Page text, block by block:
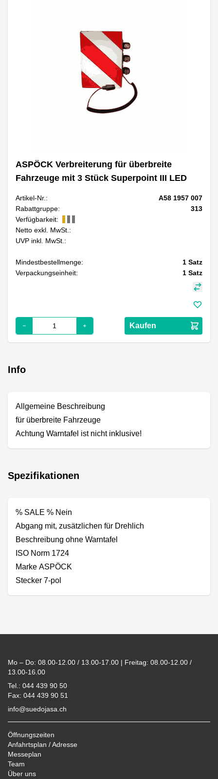
ASPÖCK Verbreiterung für überbreite
Fahrzeuge mit 3 Stück Superpoint III LED
Artikel-Nr.:
A58 1957 007
Rabattgruppe:
313
Verfügbarkeit:
Netto exkl. MwSt.:
UVP inkl. MwSt.:
Mindestbestellmenge: 1 Satz
Verpackungseinheit:
1 Satz
Kaufen
Info
Allgemeine Beschreibung
für überbreite Fahrzeuge
Achtung Warntafel ist nicht inklusive!
Spezifikationen
% SALE % Nein
Abgang mit, zusätzlichen für Drehlich
Beschreibung ohne Warntafel
ISO Norm 1724
Marke ASPÖCK
Stecker 7-pol
Mo – Do: 08.00-12.00 / 13.00-17.00 | Freitag: 08.00-12.00 /
13.00-16.00
Tel.: 044 439 90 50
Fax: 044 439 90 51
info@suedojasa.ch
Öffnungszeiten
Anfahrtsplan / Adresse
Messeplan
Team
Über uns